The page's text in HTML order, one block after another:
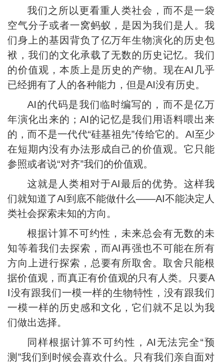
我们之所以更看重人类社会，而不是一袋
空气分子或者一窝蚂蚁，是因为我们是人。我
们身上的基因背负了亿万年生物演化的历史包
袱，我们的文化承载了无数的历史记忆。我们
的价值观，本质上是历史的产物。现在AI几乎
已经拥有了人的各种能力，但是AI没有历史。
AI的代码是我们临时编写的，而不是亿万
年演化出来的；AI的记忆是我们用语料喂出来
的，而不是一代代“硅基祖先”传给它的。AI至少
在短期内没有办法形成自己的价值观。它只能
参照或者说“对齐”我们的价值观。
这就是人类相对于AI最后的优势。这样我
们就知道了AI到底不能做什么——AI不能决定人
类社会探索未知的方向。
根据计算不可约性，未来总会有无数的未
知等着我们去探索，而AI再强也不可能在所有
方向上进行探索，总要有所取舍。取舍只能根
据价值观，而真正有价值观的只有人类。只要A
I没有跟我们一模一样的生物特性，没有跟我们
一模一样的历史感和文化，它们就不足以为我
们做出选择。
同样根据计算不可约性，AI无法完全“预
测”我们到时候会喜欢什么。只有我们亲自面对